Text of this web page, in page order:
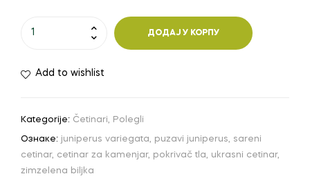
количина
ДОДАЈ У КОРПУ
Add to wishlist
Kategorije: Četinari, Polegli
Ознаке: juniperus variegata, puzavi juniperus, sareni
cetinar, cetinar za kamenjar, pokrivač tla, ukrasni cetinar,
zimzelena biljka